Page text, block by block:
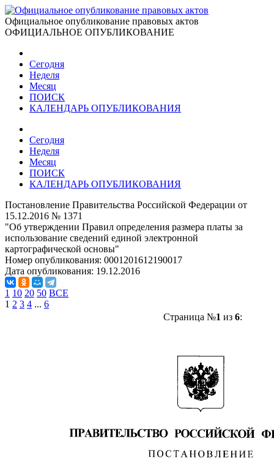
Официальное опубликование правовых актов
ОФИЦИАЛЬНОЕ ОПУБЛИКОВАНИЕ
Сегодня
Неделя
Месяц
ПОИСК
КАЛЕНДАРЬ ОПУБЛИКОВАНИЯ
Сегодня
Неделя
Месяц
ПОИСК
КАЛЕНДАРЬ ОПУБЛИКОВАНИЯ
Постановление Правительства Российской Федерации от
15.12.2016 № 1371
"Об утверждении Правил определения размера платы за
использование сведений единой электронной
картографической основы"
Номер опубликования: 0001201612190017
Дата опубликования: 19.12.2016
1 10 20 50 ВСЕ
1 2 3 4 ... 6
Страница №1 из 6: